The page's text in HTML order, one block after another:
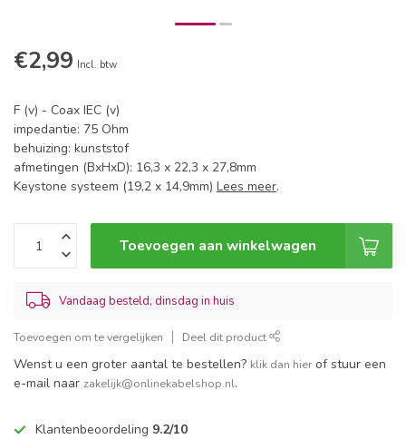
€2,99 Incl. btw
F (v) - Coax IEC (v)
impedantie: 75 Ohm
behuizing: kunststof
afmetingen (BxHxD): 16,3 x 22,3 x 27,8mm
Keystone systeem (19,2 x 14,9mm) Lees meer.
Toevoegen aan winkelwagen
Vandaag besteld, dinsdag in huis
Toevoegen om te vergelijken Deel dit product
Wenst u een groter aantal te bestellen? klik dan hierof stuur een
e-mail naar zakelijk@onlinekabelshop.nl.
Klantenbeoordeling 9.2/10